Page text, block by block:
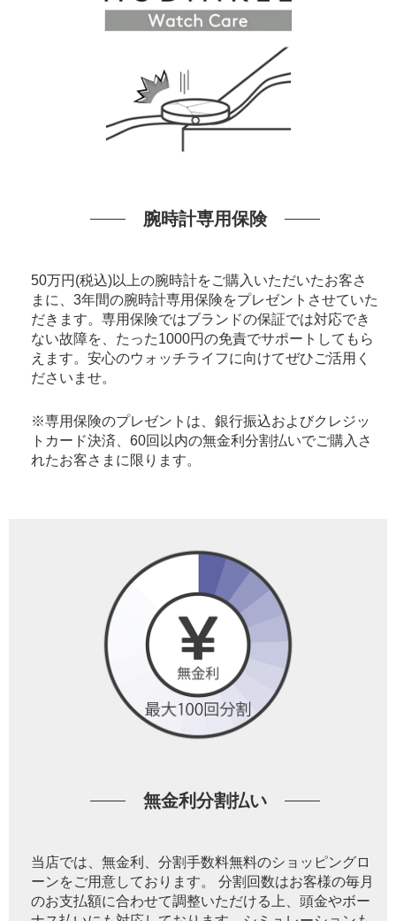
腕時計専用保険
50万円(税込)以上の腕時計をご購入いただいたお客さ
まに、3年間の腕時計専用保険をプレゼントさせていた
だきます。専用保険ではブランドの保証では対応でき
ない故障を、たった1000円の免責でサポートしてもら
えます。安心のウォッチライフに向けてぜひご活用く
ださいませ。
※専用保険のプレゼントは、銀行振込およびクレジッ
トカード決済、60回以内の無金利分割払いでご購入さ
れたお客さまに限ります。
無金利分割払い
当店では、無金利、分割手数料無料のショッピングロ
ーンをご用意しております。 分割回数はお客様の毎月
のお支払額に合わせて調整いただける上、頭金やボー